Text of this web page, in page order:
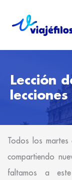
Lección
Todos los
compartiendo
faltamos a